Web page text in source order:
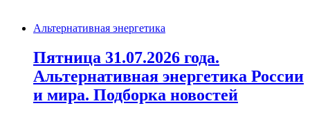
Альтернативная энергетика
Пятница 31.07.2026 года.
Альтернативная энергетика России
и мира. Подборка новостей